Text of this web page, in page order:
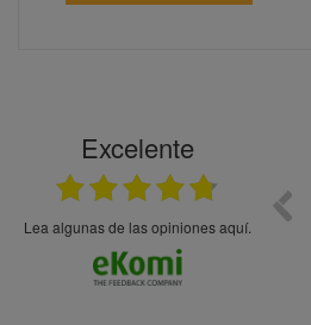
Excelente
Lea algunas de las opiniones aquí.